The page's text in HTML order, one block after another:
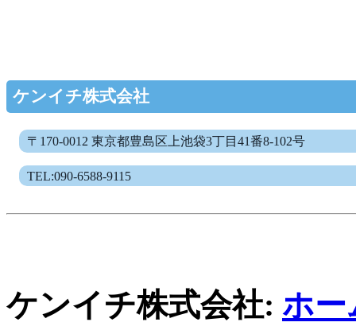
ケンイチ株式会社
〒170-0012 東京都豊島区上池袋3丁目41番8-102号
TEL:090-6588-9115
ケンイチ株式会社: ホー